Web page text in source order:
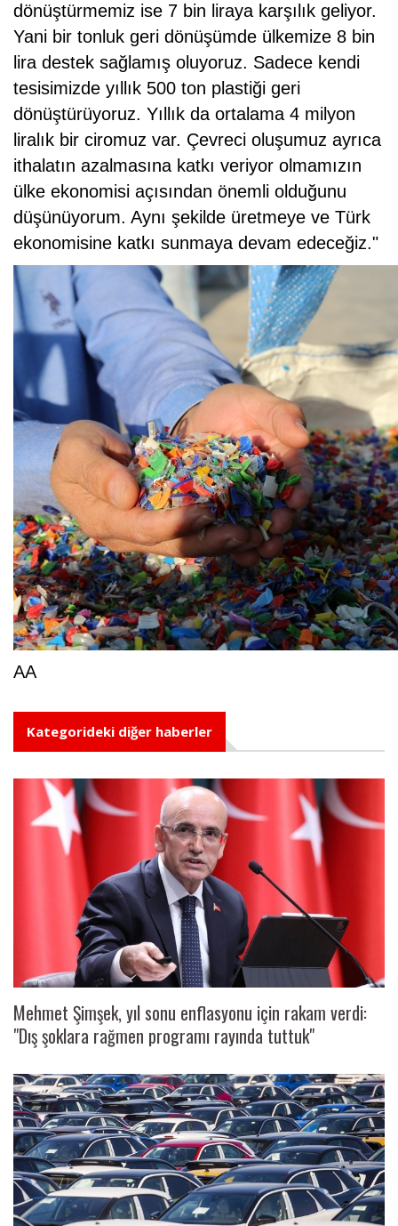
dönüştürmemiz ise 7 bin liraya karşılık geliyor.
Yani bir tonluk geri dönüşümde ülkemize 8 bin
lira destek sağlamış oluyoruz. Sadece kendi
tesisimizde yıllık 500 ton plastiği geri
dönüştürüyoruz. Yıllık da ortalama 4 milyon
liralık bir ciromuz var. Çevreci oluşumuz ayrıca
ithalatın azalmasına katkı veriyor olmamızın
ülke ekonomisi açısından önemli olduğunu
düşünüyorum. Aynı şekilde üretmeye ve Türk
ekonomisine katkı sunmaya devam edeceğiz."
AA
Kategorideki diğer haberler
Mehmet Şimşek, yıl sonu enflasyonu için rakam verdi:
"Dış şoklara rağmen programı rayında tuttuk"